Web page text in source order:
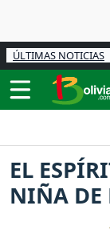
ÚLTIMAS NOTICIAS
EL
NIÑA